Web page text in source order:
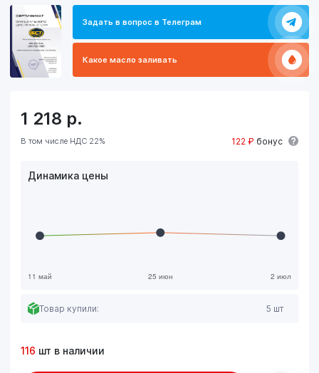
Задать в вопрос в Телеграм
Какое масло заливать
1 218 р.
В том числе НДС 22% 122 ₽ бонус
Динамика цены
Товар купили: 5 шт
116 шт в наличии